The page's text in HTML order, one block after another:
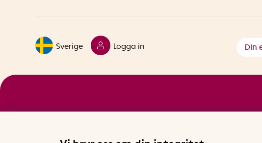
Sverige Logga in